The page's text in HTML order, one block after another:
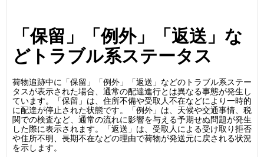
「保留」「例外」「返送」な
どトラブル系ステータス
荷物追跡中に「保留」「例外」「返送」などのトラブル系ステー
タスが表示された場合、通常の配達進行とは異なる事態が発生し
ています。「保留」は、住所不備や受取人不在などにより一時的
に配達が停止された状態です。「例外」は、天候や交通事情、税
関での検査など、通常の流れに影響を与える予期せぬ問題が発生
した際に表示されます。「返送」は、受取人による受け取り拒否
や住所不明、長期不在などの理由で荷物が発送元に戻される状況
を示します。